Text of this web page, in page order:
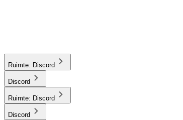
Ruimte: Discord
Discord
Ruimte: Discord
Discord